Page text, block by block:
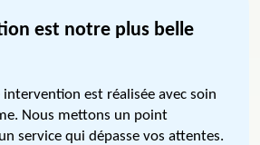
est notre plus belle
intervention est réalisée avec soin
Nous mettons un point
service qui dépasse vos attentes.